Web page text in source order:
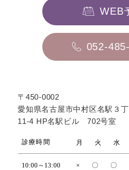
WEB
052-
〒450-0002
愛知県名古屋市中村区名駅３丁
11-4 HP名駅ビル 702号室